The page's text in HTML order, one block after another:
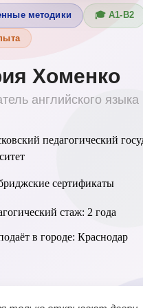
методики 🎓 А1-В2
Хоменко
английского языка
педагогический
сертификаты
стаж: 2 года
в городе: Краснодар